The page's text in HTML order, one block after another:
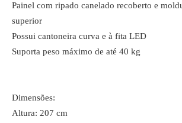
Painel com ripado canelado recoberto e
superior
Possui cantoneira curva e à fita LED
Suporta peso máximo de até 40 kg
Dimensões:
Altura: 207 cm